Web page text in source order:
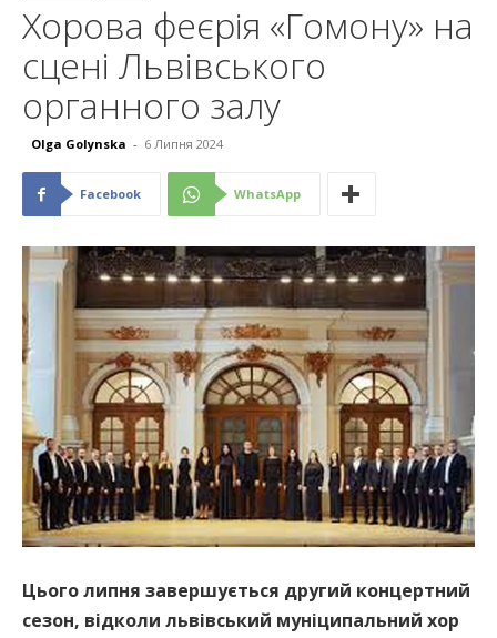
Хорова феєрія «Гомону» на
сцені Львівського
органного залу
Olga Golynska - 6 Липня 2024
Facebook WhatsApp
Цього липня завершується другий концертний
сезон, відколи львівський муніципальний хор